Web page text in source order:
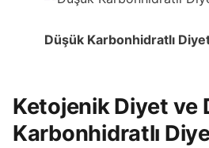
Düşük Karbonhidratlı
Ketojenik Diyet ve
Karbonhidratlı